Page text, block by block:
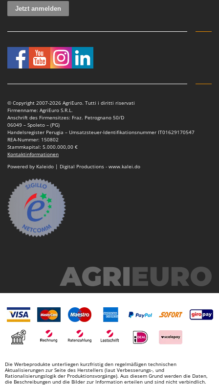
© Copyright 2007-2026 AgriEuro. Tutti i diritti riservati
Firmenname: AgriEuro S.R.L.
Anschrift des Firmensitzes: Fraz. Petrognano 50/D
06049 – Spoleto – (PG)
Handelsregister Perugia – Umsatzsteuer-Identifikationsnummer IT01629170547
REA-Nummer: 150802
Stammkapital: 5.000.000,00 €
Kontaktinformationen
Powered by Kaleido | Digital Productions - www.kalei.do
Die Werbeprodukte unterliegen kurzfristig den regelmäßigen technischen
Aktualisierungen zur Seite des Herstellers (laut Verbesserungs-, und
Rationalisierungslogik der Produktionsvorgänge). Aus diesem Grund werden die Daten,
die Beschreibungen und die Bilder zur Information erteilen und sind nicht verbindlich.